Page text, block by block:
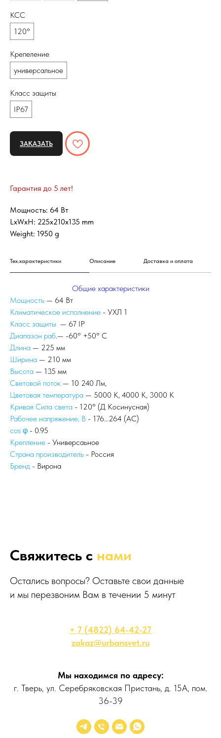
КСС
120°
Крепеление
универсальное
Класс защиты
IP67
ЗАКАЗАТЬ
Гарантия до 5 лет!
Мощность: 64 Вт
LxWxH: 225x210x135 mm
Weight: 1950 g
Тех.характеристики Описание Доставка и оплата
Общие характеристики
Мощность — 64 Вт
Климатическое исполнение - УХЛ 1
Класс защиты — 67 IP
Диапазон раб.— -60° +50° С
Длина — 225 мм
Ширина — 210 мм
Высота — 135 мм
Световой поток — 10 240 Лм,
Цветовая температура — 5000 К, 4000 К, 3000 К
Кривая Сила света - 120° (Д Косинусная)
Рабочее напряжение, В - 176...264 (AС)
сos φ - 0.95
Крепление - Универсаьное
Страна производитель - Россия
Бренд - Вирона
Свяжитесь с нами
Остались вопросы? Оставьте свои данные
и мы перезвоним Вам в течении 5 минут
+ 7 (4822) 64-42-27
zakaz@urbansvet.ru
Мы находимся по адресу:
г. Тверь, ул. Серебряковская Пристань, д. 15А, пом.
36-39